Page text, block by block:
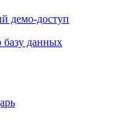
данных